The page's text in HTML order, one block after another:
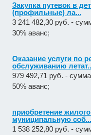
Закупка путевок в
(профильные) ла...
3 241 482,30 руб. -
30% аванс;
Оказание услуги по
обслуживанию
979 492,71 руб. -
50% аванс;
приобретение
муниципальную соб...
1 538 252,80 руб. -